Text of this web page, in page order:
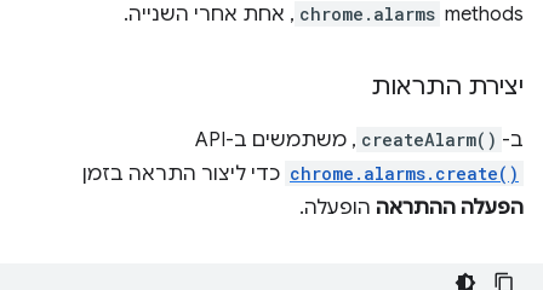
methods
chrome.alarms , אחת אחרי השנייה.
יצירת התראות
ב- createAlarm() , משתמשים ב-API
chrome.alarms.create() כדי ליצור התראה בזמן
הפעלה ההתראה הופעלה.